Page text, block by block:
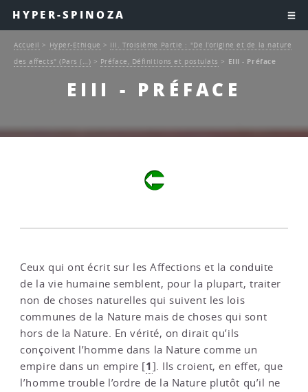
HYPER-SPINOZA
EIII - PRÉFACE
Accueil > Hyper-Ethique > III. Troisième Partie : "De l’origine et de la nature
des affects" (Pars (…) > Préface, Définitions et postulats > EIII - Préface
Ceux qui ont écrit sur les Affections et la conduite
de la vie humaine semblent, pour la plupart, traiter
non de choses naturelles qui suivent les lois
communes de la Nature mais de choses qui sont
hors de la Nature. En vérité, on dirait qu’ils
conçoivent l’homme dans la Nature comme un
empire dans un empire [1]. Ils croient, en effet, que
l’homme trouble l’ordre de la Nature plutôt qu’il ne